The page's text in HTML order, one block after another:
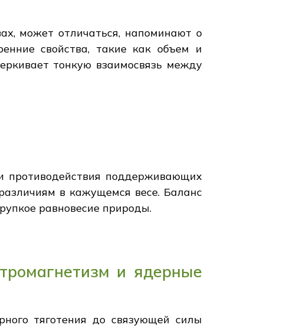
может отличаться, напоминают о
свойства, такие как объем и
тонкую взаимосвязь между
противодействия поддерживающих
в кажущемся весе. Баланс
равновесие природы.
и ядерные
тяготения до связующей силы